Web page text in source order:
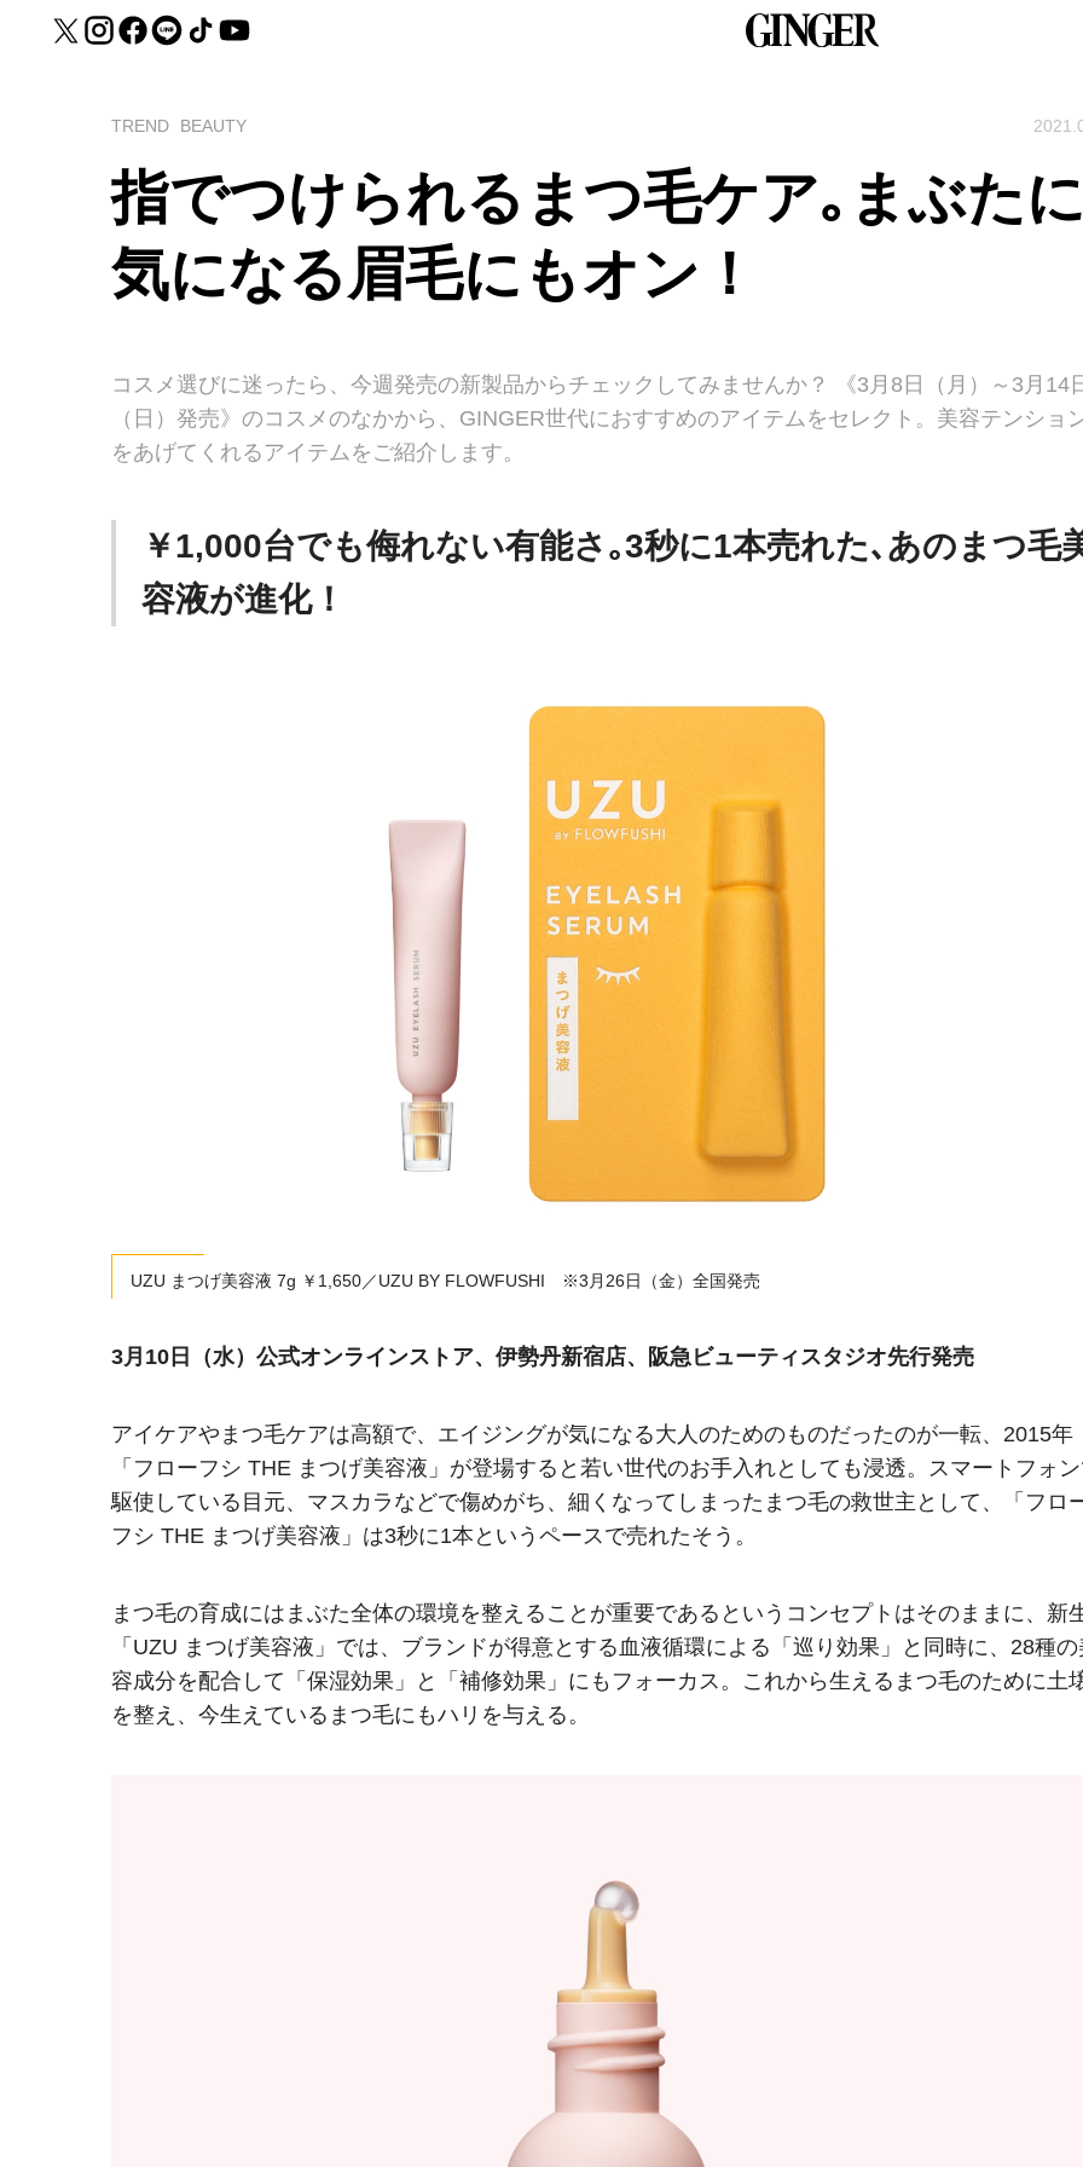
TREND BEAUTY
指でつけられるまつ毛ケア｡まぶた
気になる眉毛にもオン！
コスメ選びに迷ったら、今週発売の新製品からチェックしてみませんか？ 《3月8日（月）～3月14
（日）発売》のコスメのなかから、GINGER世代におすすめのアイテムをセレクト。美容テンショ
をあげてくれるアイテムをご紹介します。
￥1,000台でも侮れない有能さ｡3秒に1本売れた､あのまつ毛
容液が進化！
UZU まつげ美容液 7g ￥1,650／UZU BY FLOWFUSHI ※3月26日（金）全国発売
3月10日（水）公式オンラインストア、伊勢丹新宿店、阪急ビューティスタジオ先行発売
アイケアやまつ毛ケアは高額で、エイジングが気になる大人のためのものだったのが一転、2015年
「フローフシ THE まつげ美容液」が登場すると若い世代のお手入れとしても浸透。スマートフォ
駆使している目元、マスカラなどで傷めがち、細くなってしまったまつ毛の救世主として、「フロ
フシ THE まつげ美容液」は3秒に1本というペースで売れたそう。
まつ毛の育成にはまぶた全体の環境を整えることが重要であるというコンセプトはそのままに、新
「UZU まつげ美容液」では、ブランドが得意とする血液循環による「巡り効果」と同時に、28種の
容成分を配合して「保湿効果」と「補修効果」にもフォーカス。これから生えるまつ毛のために土
を整え、今生えているまつ毛にもハリを与える。